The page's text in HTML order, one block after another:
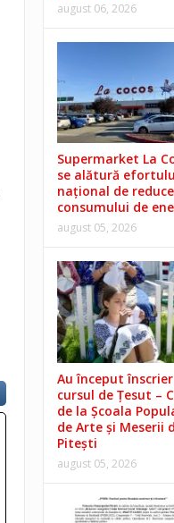
august 06, 2026
Supermarket La
se alătură
național de
consumului de
august 05, 2026
Au început
cursul de Țesut –
de la Școala
de Arte și Meserii
Pitești
august 05, 2026